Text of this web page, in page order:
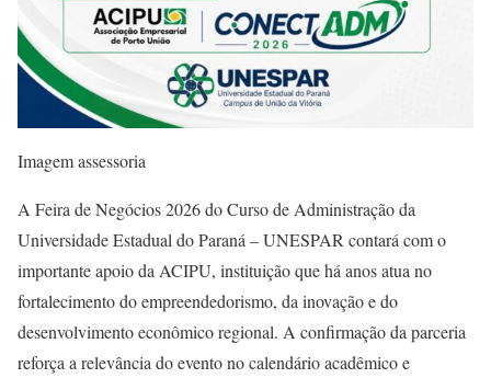
Imagem assessoria
A Feira de Negócios 2026 do Curso de Administração da
Universidade Estadual do Paraná – UNESPAR contará com o
importante apoio da ACIPU, instituição que há anos atua no
fortalecimento do empreendedorismo, da inovação e do
desenvolvimento econômico regional. A confirmação da parceria
reforça a relevância do evento no calendário acadêmico e